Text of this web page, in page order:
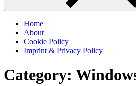
Home
About
Cookie Policy
Imprint & Privacy Policy
Category: